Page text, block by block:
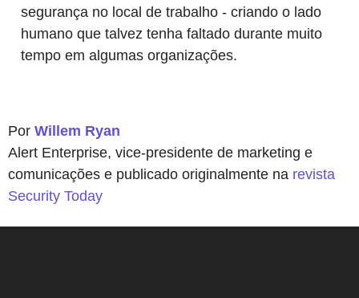
segurança no local de trabalho - criando o lado
humano que talvez tenha faltado durante muito
tempo em algumas organizações.
Por Willem Ryan
Alert Enterprise, vice-presidente de marketing e
comunicações e publicado originalmente na revista
Security Today